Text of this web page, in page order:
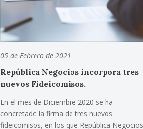
05 de Febrero de 2021
República Negocios incorpora tres
nuevos Fideicomisos.
En el mes de Diciembre 2020 se ha
concretado la firma de tres nuevos
fideicomisos, en los que República Negocios